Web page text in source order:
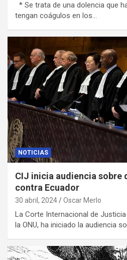
* Se trata de una dolencia que
tengan coágulos en los…
NOTICIAS
CIJ inicia audiencia sobre
contra Ecuador
30 abril, 2024 Oscar Merlo
La Corte Internacional de
la ONU, ha iniciado la audiencia